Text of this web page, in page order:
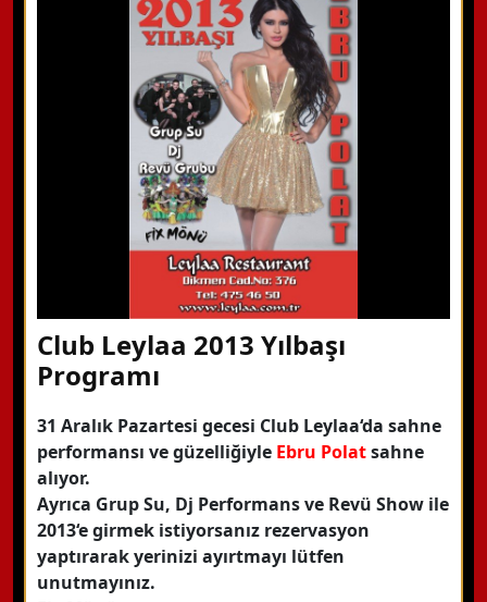
Club Leylaa 2013 Yılbaşı
Programı
31 Aralık Pazartesi gecesi Club Leylaa‘da sahne
performansı ve güzelliğiyle Ebru Polatsahne
alıyor.
Ayrıca Grup Su, Dj Performans ve Revü Show ile
2013‘e girmek istiyorsanız rezervasyon
yaptırarak yerinizi ayırtmayı lütfen
unutmayınız.